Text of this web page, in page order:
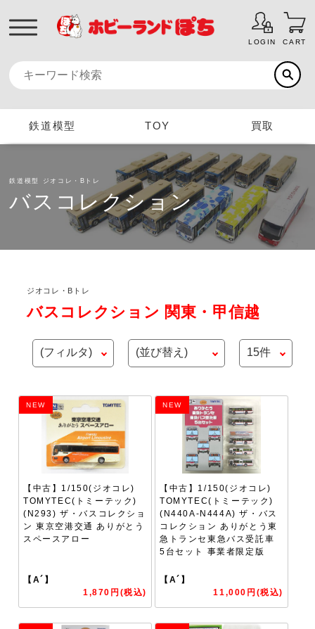
LOGIN CART
鉄道模型 TOY 買取
鉄道模型 ジオコレ・Bトレ
バスコレクション
ジオコレ・Bトレ
バスコレクション 関東・甲信越
NEW
【中古】1/150(ジオコレ)
TOMYTEC(トミーテック)
(N293) ザ・バスコレクショ
ン 東京空港交通 ありがとう
スペースアロー
【A´】
1,870円(税込)
NEW
【中古】1/150(ジオコレ)
TOMYTEC(トミーテック)
(N440A-N444A) ザ・バス
コレクション ありがとう東
急トランセ東急バス受託車
5台セット 事業者限定版
【A´】
11,000円(税込)